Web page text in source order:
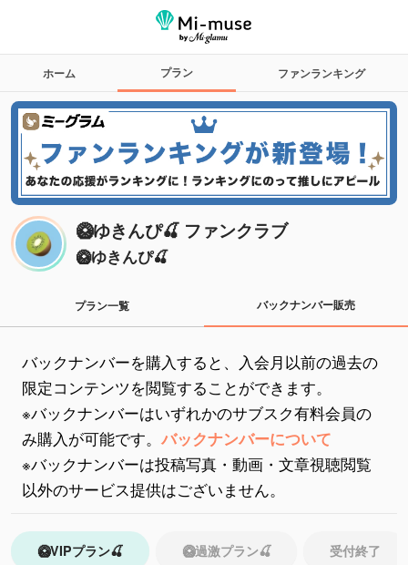
ホーム プラン ファンランキング
🥝ゆきんぴ🍒 ファンクラブ
🥝ゆきんぴ🍒
プラン一覧 バックナンバー販売
バックナンバーを購入すると、入会月以前の過去の
限定コンテンツを閲覧することができます。
※バックナンバーはいずれかのサブスク有料会員の
み購入が可能です。 バックナンバーについて
※バックナンバーは投稿写真・動画・文章視聴閲覧
以外のサービス提供はございません。
🥝VIPプラン🍒 🥝過激プラン🍒 受付終了